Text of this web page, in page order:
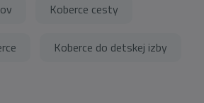
Koberce cesty
Koberce do detskej izby